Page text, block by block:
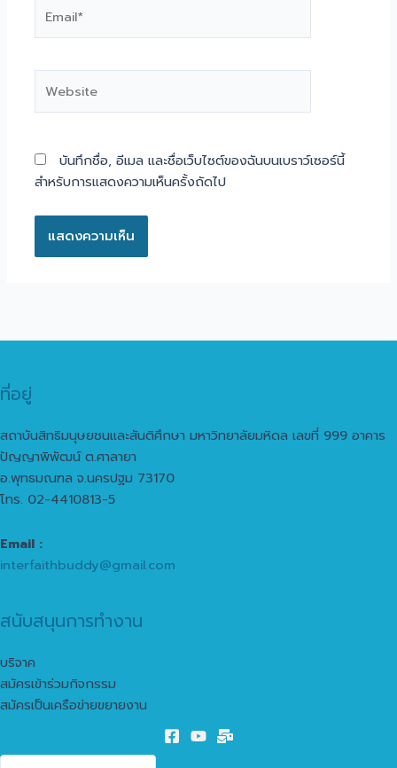
บันทึกชื่อ, อีเมล และชื่อเว็บไซต์ของฉันบนเบราว์เซอร์นี้
สำหรับการแสดงความเห็นครั้งถัดไป
ที่อยู่
สถาบันสิทธิมนุษยชนและสันติศึกษา มหาวิทยาลัยมหิดล เลขที่ 999 อาคาร
ปัญญาพิพัฒน์ ต.ศาลายา
อ.พุทธมณฑล จ.นครปฐม 73170
โทร. 02-4410813-5
Email :
interfaithbuddy@gmail.com
สนับสนุนการทำงาน
บริจาค
สมัครเข้าร่วมกิจกรรม
สมัครเป็นเครือข่ายขยายงาน